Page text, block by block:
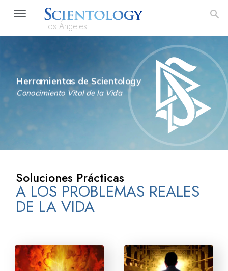
Los Ángeles
Herramientas de Scientology
Conocimiento Vital de la Vida
Soluciones Prácticas
A LOS PROBLEMAS REALES
DE LA VIDA